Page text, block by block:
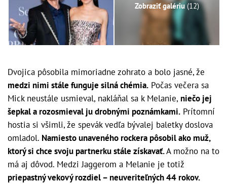
Zobraziť galériu(12)
Dvojica pôsobila mimoriadne zohrato a bolo jasné, že
medzi nimi stále funguje silná chémia. Počas večera sa
Mick neustále usmieval, nakláňal sa k Melanie, niečo jej
šepkal a rozosmieval ju drobnými poznámkami. Prítomní
hostia si všimli, že spevák vedľa bývalej baletky doslova
omladol. Namiesto unaveného rockera pôsobil ako muž,
ktorý si chce svoju partnerku stále získavať.A možno na to
má aj dôvod. Medzi Jaggerom a Melanie je totiž
priepastný vekový rozdiel – neuveriteľných 44 rokov.